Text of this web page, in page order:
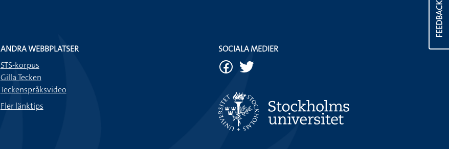
FEEDBACK
ANDRA WEBBPLATSER
STS-korpus
Gilla Tecken
Teckenspråksvideo
Fler länktips
SOCIALA MEDIER